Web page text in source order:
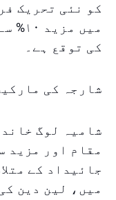
کو نئی تحریک
میں
کی توقع ہے۔
شارجہ کی
شامیہ لوگ
مقام اور مزید
میں، لین دین